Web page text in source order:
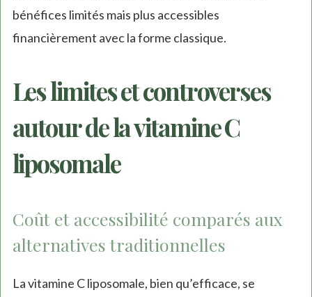
bénéfices limités mais plus accessibles
financièrement avec la forme classique.
Les limites et controverses
autour de la vitamine C
liposomale
Coût et accessibilité comparés aux
alternatives traditionnelles
La vitamine C liposomale, bien qu’efficace, se